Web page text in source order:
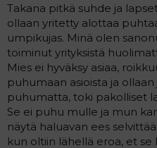
u
n
a
l
o
t
t
a
j
a
n
v
i
e
s
t
i
Takana pitkä suhde ja
ollaan yritetty alottaa
umpikujas. Minä olen
toiminut yrityksistä
Mies ei hyväksy asiaa,
puhumaan asioista ja
puhumatta, toki pakolliset
Se ei puhu mulle ja mun
näytä haluavan ees
kun oltiin lähellä eroa, et